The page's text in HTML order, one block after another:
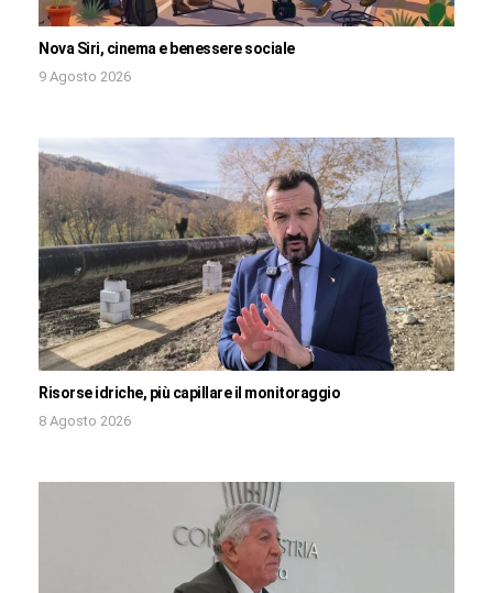
Nova Siri, cinema e benessere sociale
9 Agosto 2026
Risorse idriche, più capillare il monitoraggio
8 Agosto 2026